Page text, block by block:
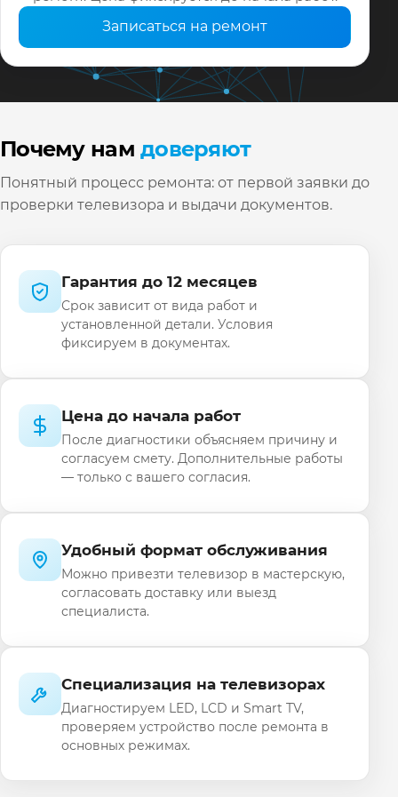
Записаться на ремонт
Почему намдоверяют
Понятный процесс ремонта: от первой заявки до
проверки телевизора и выдачи документов.
Гарантия до 12 месяцев
Срок зависит от вида работ и
установленной детали. Условия
фиксируем в документах.
Цена до начала работ
После диагностики объясняем причину и
согласуем смету. Дополнительные работы
— только с вашего согласия.
Удобный формат обслуживания
Можно привезти телевизор в мастерскую,
согласовать доставку или выезд
специалиста.
Специализация на телевизорах
Диагностируем LED, LCD и Smart TV,
проверяем устройство после ремонта в
основных режимах.